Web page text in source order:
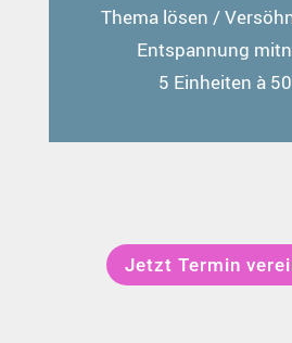
Thema lösen /
Entspannung
5 Einheiten à
Jetzt Termin